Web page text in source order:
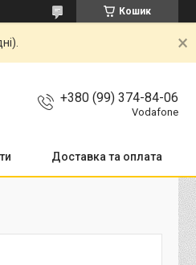
Кошик
+380 (99) 374-84-06
Vodafone
Доставка та оплата